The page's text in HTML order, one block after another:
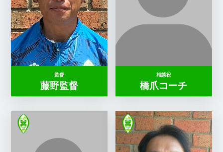
監督
藤野監督
相談役
橋爪コーチ